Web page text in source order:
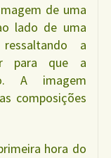
de uma
lado de uma
a
para que a
A imagem
composições
hora do